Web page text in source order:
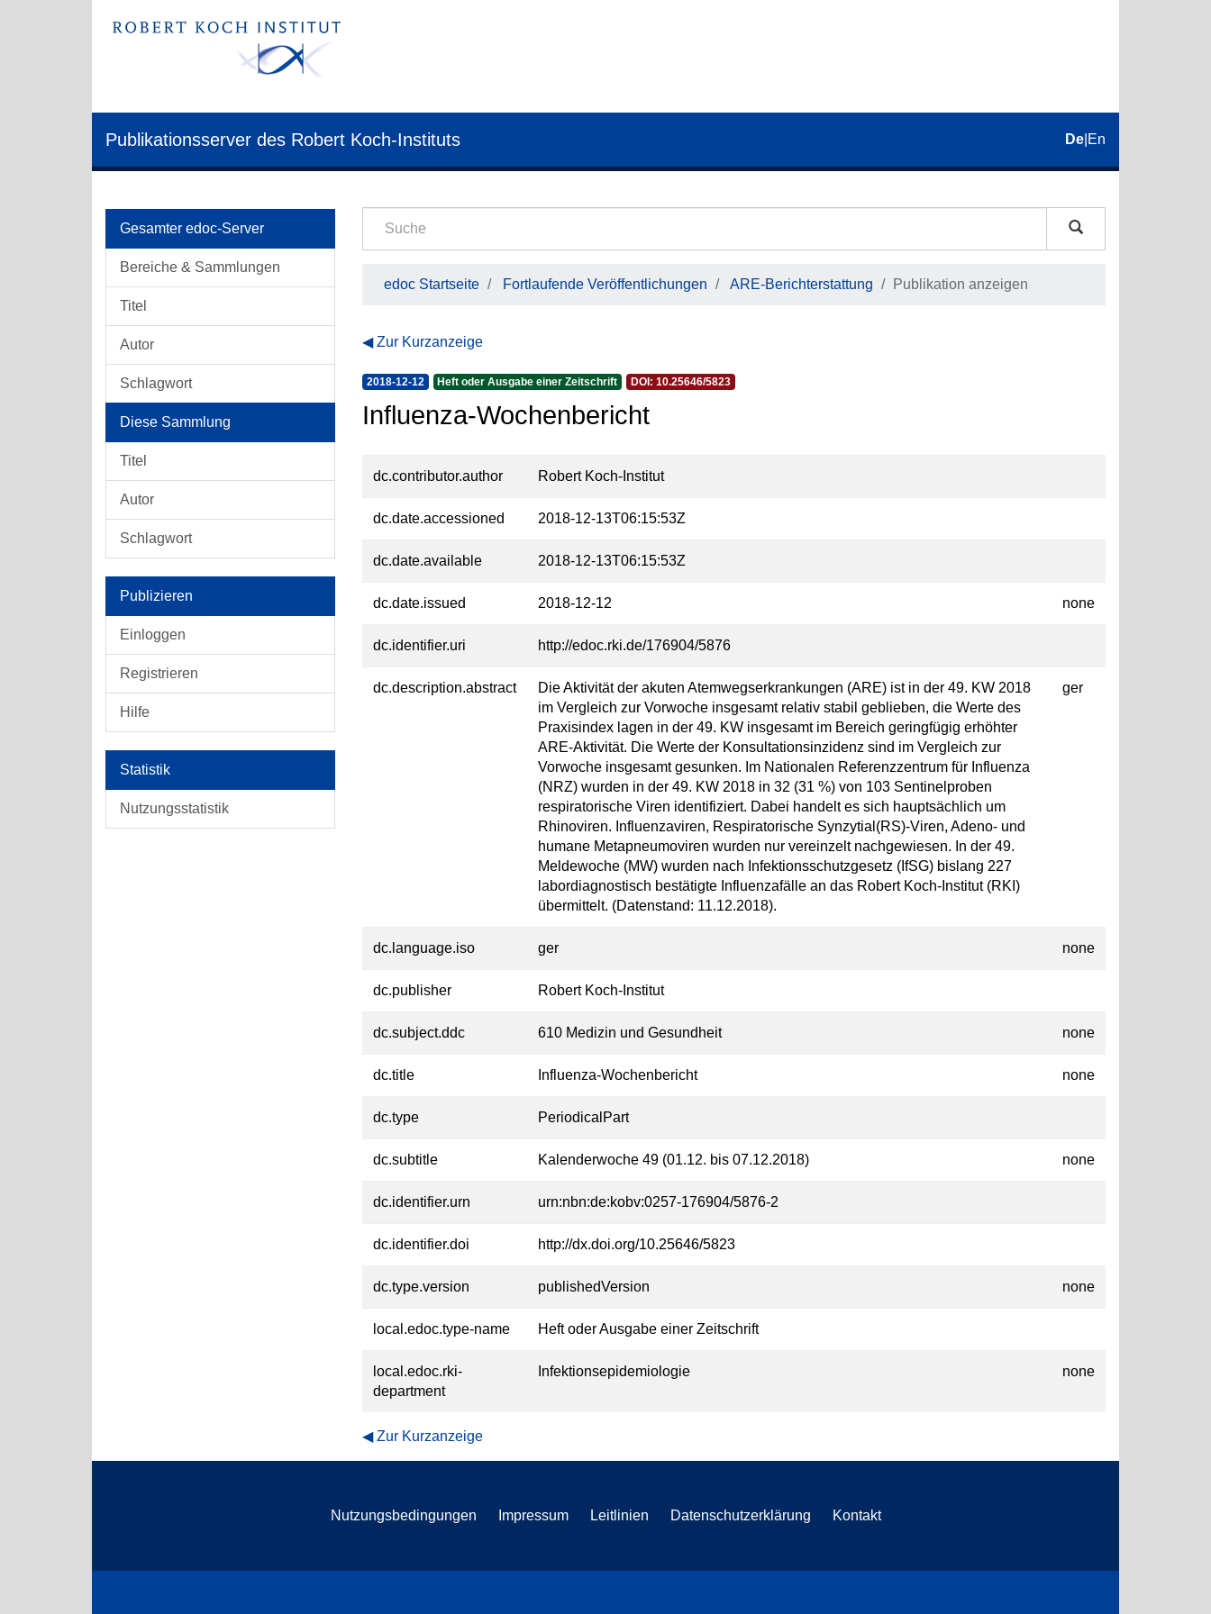
Publikationsserver des Robert Koch-Instituts De En
Gesamter edoc-Server
Bereiche & Sammlungen
Titel
Autor
Schlagwort
Diese Sammlung
Titel
Autor
Schlagwort
Publizieren
Einloggen
Registrieren
Hilfe
Statistik
Nutzungsstatistik
edoc Startseite Fortlaufende Veröffentlichungen ARE-Berichterstattung Publikation anzeigen
Zur Kurzanzeige
2018-12-12 Heft oder Ausgabe einer Zeitschrift DOI: 10.25646/5823
Influenza-Wochenbericht
dc.contributor.author Robert Koch-Institut
dc.date.accessioned 2018-12-13T06:15:53Z
dc.date.available 2018-12-13T06:15:53Z
dc.date.issued 2018-12-12 none
dc.identifier.uri http://edoc.rki.de/176904/5876
dc.description.abstract
Die Aktivität der akuten Atemwegserkrankungen (ARE) ist in der 49. KW 2018
im Vergleich zur Vorwoche insgesamt relativ stabil geblieben, die Werte des
Praxisindex lagen in der 49. KW insgesamt im Bereich geringfügig erhöhter
ARE-Aktivität. Die Werte der Konsultationsinzidenz sind im Vergleich zur
Vorwoche insgesamt gesunken. Im Nationalen Referenzzentrum für Influenza
(NRZ) wurden in der 49. KW 2018 in 32 (31 %) von 103 Sentinelproben
respiratorische Viren identifiziert. Dabei handelt es sich hauptsächlich um
Rhinoviren. Influenzaviren, Respiratorische Synzytial(RS)-Viren, Adeno- und
humane Metapneumoviren wurden nur vereinzelt nachgewiesen. In der 49.
Meldewoche (MW) wurden nach Infektionsschutzgesetz (IfSG) bislang 227
labordiagnostisch bestätigte Influenzafälle an das Robert Koch-Institut (RKI)
übermittelt. (Datenstand: 11.12.2018).
ger
dc.language.iso ger none
dc.publisher Robert Koch-Institut
dc.subject.ddc 610 Medizin und Gesundheit none
dc.title Influenza-Wochenbericht none
dc.type PeriodicalPart
dc.subtitle Kalenderwoche 49 (01.12. bis 07.12.2018) none
dc.identifier.urn urn:nbn:de:kobv:0257-176904/5876-2
dc.identifier.doi http://dx.doi.org/10.25646/5823
dc.type.version publishedVersion none
local.edoc.type-name Heft oder Ausgabe einer Zeitschrift
local.edoc.rki-
department
Infektionsepidemiologie none
Zur Kurzanzeige
Nutzungsbedingungen Impressum Leitlinien Datenschutzerklärung Kontakt